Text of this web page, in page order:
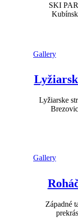
SKI
Gallery
Lyžiarske
Gallery
Západné